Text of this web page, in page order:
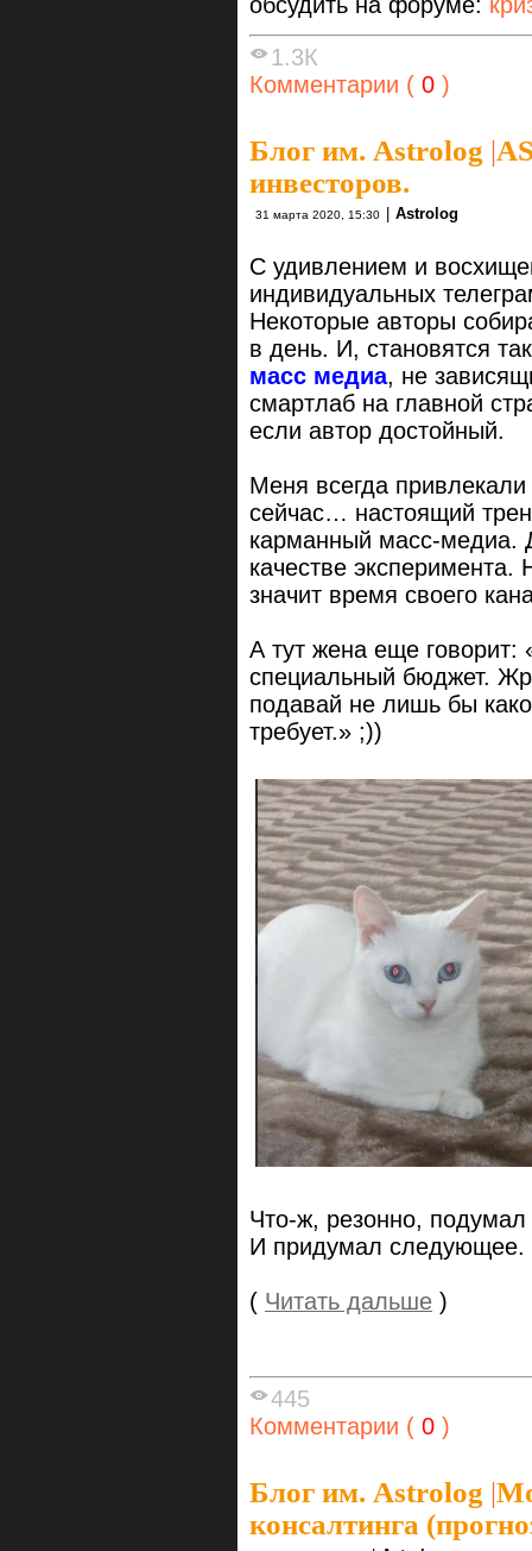
1.3К
Комментарии ( 0 )
Блог им. Astrolog |
инвесторов.
31 марта 2020, 15:30 Astrolog
С удивлением и
индивидуальных
Некоторые авторы
в день. И, становятся
масс медиа, не
смартлаб на главной
если автор достойный.
Меня всегда
сейчас… настоящий
карманный масс-медиа.
качестве
значит время своего
А тут жена еще
специальный бюджет.
подавай не лишь бы
требует.» ;))
Что-ж, резонно,
И придумал следующее.
( Читать дальше )
445
Комментарии ( 0 )
Блог им. Astrolog |
консалтинга